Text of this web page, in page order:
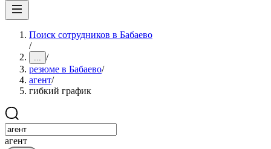
Поиск сотрудников в Бабаево
/
... /
резюме в Бабаево/
агент/
гибкий график
агент